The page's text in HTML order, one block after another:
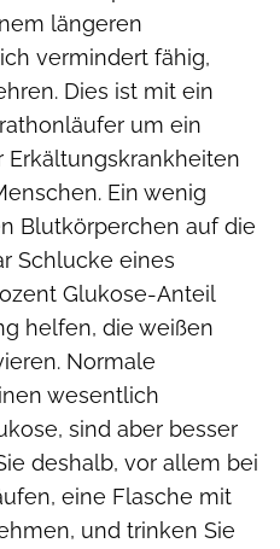
längeren
vermindert fähig,
Dies ist mit ein
um ein
Ein wenig
Blutkörperchen auf die
Schlucke eines
Glukose-Anteil
helfen, die weißen
Normale
wesentlich
sind aber besser
deshalb, vor allem bei
eine Flasche mit
und trinken Sie